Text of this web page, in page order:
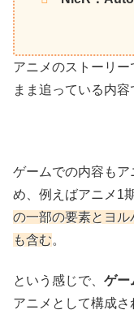
アニメのストーリ
まま追っている内容
ゲームでの内容も
め、例えばアニメ1
の一部の要素とヨ
も含む。
という感じで、 ゲー
アニメとして構成さ